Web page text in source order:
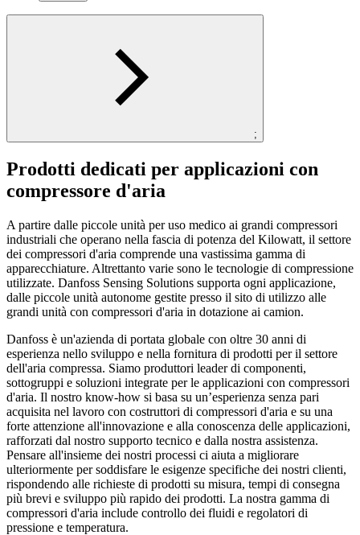
;
Prodotti dedicati per applicazioni con
compressore d'aria
A partire dalle piccole unità per uso medico ai grandi compressori
industriali che operano nella fascia di potenza del Kilowatt, il settore
dei compressori d'aria comprende una vastissima gamma di
apparecchiature. Altrettanto varie sono le tecnologie di compressione
utilizzate. Danfoss Sensing Solutions supporta ogni applicazione,
dalle piccole unità autonome gestite presso il sito di utilizzo alle
grandi unità con compressori d'aria in dotazione ai camion.
Danfoss è un'azienda di portata globale con oltre 30 anni di
esperienza nello sviluppo e nella fornitura di prodotti per il settore
dell'aria compressa. Siamo produttori leader di componenti,
sottogruppi e soluzioni integrate per le applicazioni con compressori
d'aria. Il nostro know-how si basa su un’esperienza senza pari
acquisita nel lavoro con costruttori di compressori d'aria e su una
forte attenzione all'innovazione e alla conoscenza delle applicazioni,
rafforzati dal nostro supporto tecnico e dalla nostra assistenza.
Pensare all'insieme dei nostri processi ci aiuta a migliorare
ulteriormente per soddisfare le esigenze specifiche dei nostri clienti,
rispondendo alle richieste di prodotti su misura, tempi di consegna
più brevi e sviluppo più rapido dei prodotti. La nostra gamma di
compressori d'aria include controllo dei fluidi e regolatori di
pressione e temperatura.